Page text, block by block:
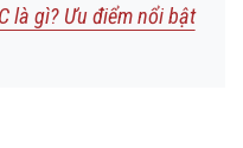
là gì? Ưu điểm nổi bật